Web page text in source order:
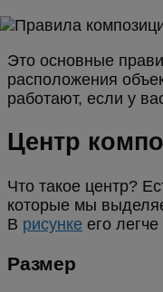
Это основные
расположения
работают, если у
Центр
Что такое центр?
которые мы
В рисунке его
Размер